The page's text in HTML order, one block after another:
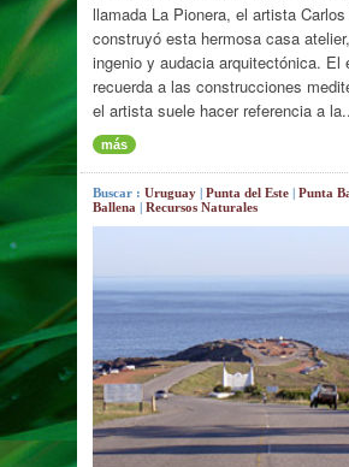
llamada La Pionera, el artista
construyó esta hermosa casa
ingenio y audacia arquitectónica. El
recuerda a las construcciones
el artista suele hacer referencia a
más
Buscar :Uruguay |Punta del Este |Punta
Ballena |Recursos Naturales